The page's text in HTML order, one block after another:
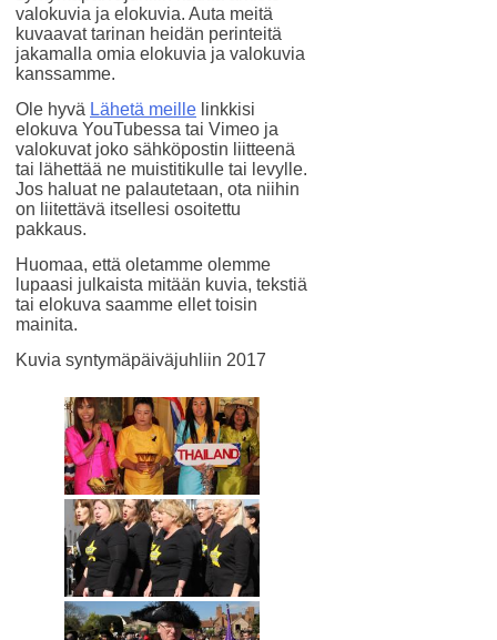
valokuvia ja elokuvia. Auta meitä
kuvaavat tarinan heidän perinteitä
jakamalla omia elokuvia ja valokuvia
kanssamme.
Ole hyvä Lähetä meille linkkisi
elokuva YouTubessa tai Vimeo ja
valokuvat joko sähköpostin liitteenä
tai lähettää ne muistitikulle tai levylle.
Jos haluat ne palautetaan, ota niihin
on liitettävä itsellesi osoitettu
pakkaus.
Huomaa, että oletamme olemme
lupaasi julkaista mitään kuvia, tekstiä
tai elokuva saamme ellet toisin
mainita.
Kuvia syntymäpäiväjuhliin 2017